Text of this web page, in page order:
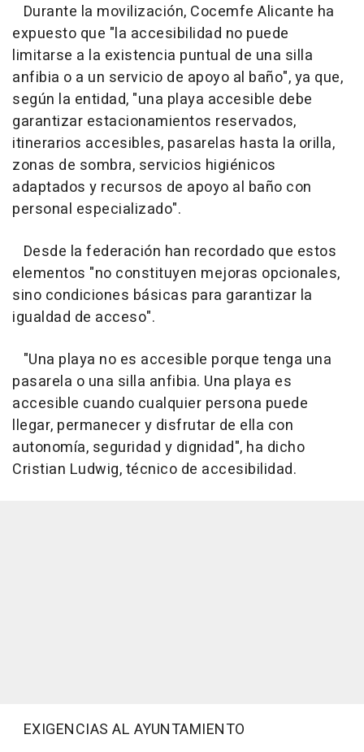
Durante la movilización, Cocemfe Alicante ha
expuesto que "la accesibilidad no puede
limitarse a la existencia puntual de una silla
anfibia o a un servicio de apoyo al baño", ya que,
según la entidad, "una playa accesible debe
garantizar estacionamientos reservados,
itinerarios accesibles, pasarelas hasta la orilla,
zonas de sombra, servicios higiénicos
adaptados y recursos de apoyo al baño con
personal especializado".
Desde la federación han recordado que estos
elementos "no constituyen mejoras opcionales,
sino condiciones básicas para garantizar la
igualdad de acceso".
"Una playa no es accesible porque tenga una
pasarela o una silla anfibia. Una playa es
accesible cuando cualquier persona puede
llegar, permanecer y disfrutar de ella con
autonomía, seguridad y dignidad", ha dicho
Cristian Ludwig, técnico de accesibilidad.
EXIGENCIAS AL AYUNTAMIENTO